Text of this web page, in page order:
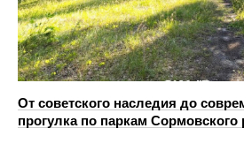
От советского наследия до
прогулка по паркам Сормовского